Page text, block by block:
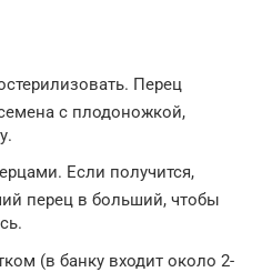
Перец
с плодоножкой,
Если получится,
перец в больший, чтобы
(в банку входит около 2-